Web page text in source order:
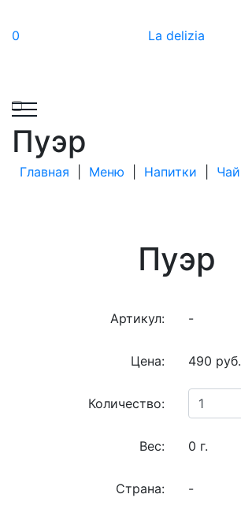
La delizia
0
Пуэр
Главная Меню Напитки Чай
Пуэр
Артикул: -
Цена: 490 руб.
Количество:
Вес: 0 г.
Страна: -